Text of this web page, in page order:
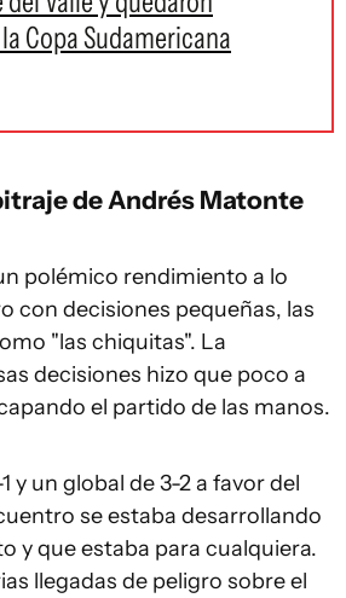
Copa Sudamericana
de Andrés Matonte
polémico rendimiento a lo
con decisiones pequeñas, las
"las chiquitas". La
decisiones hizo que poco a
el partido de las manos.
y un global de 3-2 a favor del
se estaba desarrollando
y que estaba para cualquiera.
llegadas de peligro sobre el